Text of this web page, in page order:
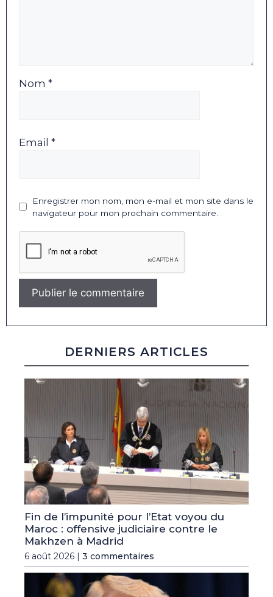
Nom *
Email *
Enregistrer mon nom, mon e-mail et mon site dans le
navigateur pour mon prochain commentaire.
DERNIERS ARTICLES
Fin de l’impunité pour l’Etat voyou du
Maroc : offensive judiciaire contre le
Makhzen à Madrid
6 août 2026 | 3 commentaires